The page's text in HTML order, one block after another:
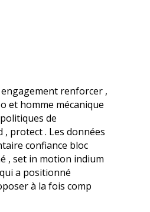
renforcer ,
et homme mécanique
de
protect . Les données
confiance bloc
, set in motion indium
a positionné
à la fois comp